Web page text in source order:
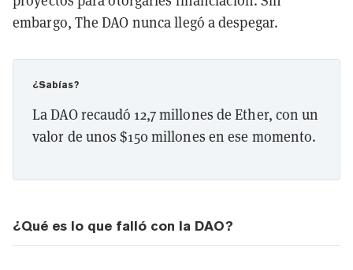
embargo, The DAO nunca llegó a despegar.
¿Sabías?
La DAO recaudó 12,7 millones de Ether, con un
valor de unos $150 millones en ese momento.
¿Qué es lo que falló con la DAO?